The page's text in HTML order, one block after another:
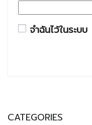
จำฉันไว้ในระบบ
CATEGORIES